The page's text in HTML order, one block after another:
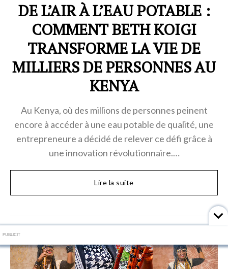
DE L’AIR À L’EAU POTABLE :
COMMENT BETH KOIGI
TRANSFORME LA VIE DE
MILLIERS DE PERSONNES AU
KENYA
Au Kenya, où des millions de personnes peinent
encore à accéder à une eau potable de qualité, une
entrepreneure a décidé de relever ce défi grâce à
une innovation révolutionnaire.…
Lire la suite
PUBLICIT